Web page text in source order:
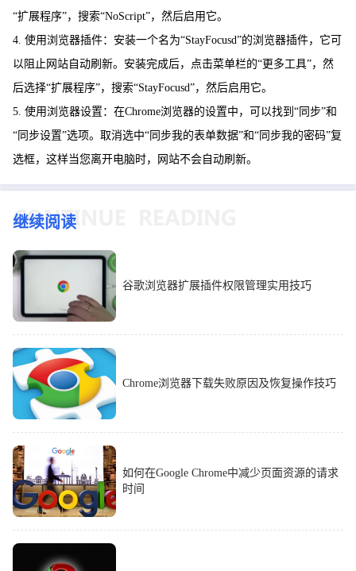
“扩展程序”，搜索“NoScript”，然后启用它。
4. 使用浏览器插件：安装一个名为“StayFocusd”的浏览器插件，它可
以阻止网站自动刷新。安装完成后，点击菜单栏的“更多工具”，然
后选择“扩展程序”，搜索“StayFocusd”，然后启用它。
5. 使用浏览器设置：在Chrome浏览器的设置中，可以找到“同步”和
“同步设置”选项。取消选中“同步我的表单数据”和“同步我的密码”复
选框，这样当您离开电脑时，网站不会自动刷新。
继续阅读
谷歌浏览器扩展插件权限管理实用技巧
Chrome浏览器下载失败原因及恢复操作技巧
如何在Google Chrome中减少页面资源的请求
时间